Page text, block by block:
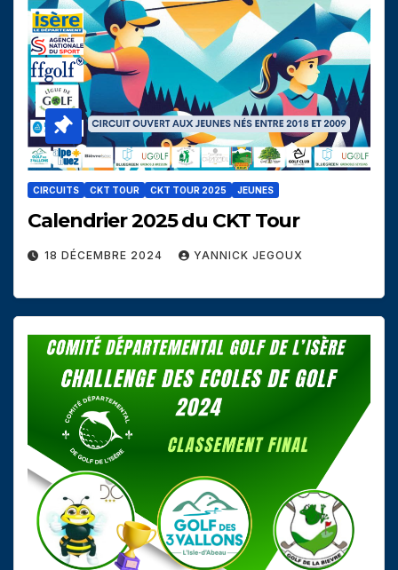
CIRCUITS CKT TOUR CKT TOUR 2025 JEUNES
Calendrier 2025 du CKT Tour
18 DÉCEMBRE 2024 YANNICK JEGOUX